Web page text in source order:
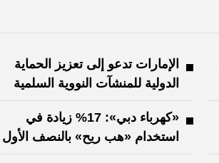
الإمارات تدعو إلى تعزيز الحماية
الدولية للمنشآت النووية السلمية
«كهرباء دبي»: 17% زيادة في
استخدام «هب ريح» بالنصف الأول